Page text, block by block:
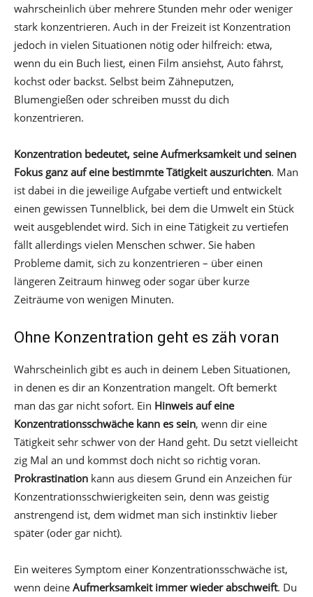
wahrscheinlich über mehrere Stunden mehr oder weniger
stark konzentrieren. Auch in der Freizeit ist Konzentration
jedoch in vielen Situationen nötig oder hilfreich: etwa,
wenn du ein Buch liest, einen Film ansiehst, Auto fährst,
kochst oder backst. Selbst beim Zähneputzen,
Blumengießen oder schreiben musst du dich
konzentrieren.
Konzentration bedeutet, seine Aufmerksamkeit und seinen
Fokus ganz auf eine bestimmte Tätigkeit auszurichten. Man
ist dabei in die jeweilige Aufgabe vertieft und entwickelt
einen gewissen Tunnelblick, bei dem die Umwelt ein Stück
weit ausgeblendet wird. Sich in eine Tätigkeit zu vertiefen
fällt allerdings vielen Menschen schwer. Sie haben
Probleme damit, sich zu konzentrieren – über einen
längeren Zeitraum hinweg oder sogar über kurze
Zeiträume von wenigen Minuten.
Ohne Konzentration geht es zäh voran
Wahrscheinlich gibt es auch in deinem Leben Situationen,
in denen es dir an Konzentration mangelt. Oft bemerkt
man das gar nicht sofort. Ein Hinweis auf eine
Konzentrationsschwäche kann es sein, wenn dir eine
Tätigkeit sehr schwer von der Hand geht. Du setzt vielleicht
zig Mal an und kommst doch nicht so richtig voran.
Prokrastination kann aus diesem Grund ein Anzeichen für
Konzentrationsschwierigkeiten sein, denn was geistig
anstrengend ist, dem widmet man sich instinktiv lieber
später (oder gar nicht).
Ein weiteres Symptom einer Konzentrationsschwäche ist,
wenn deine Aufmerksamkeit immer wieder abschweift. Du